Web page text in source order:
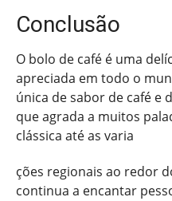
Conclusão
O bolo de café é uma
apreciada em todo o
única de sabor de café e
que agrada a muitos
clássica até as varia
ções regionais ao redor
continua a encantar